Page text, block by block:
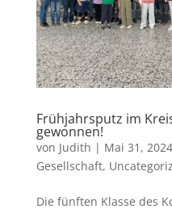
Frühjahrsputz im
gewonnen!
von Judith | Mai 31, 2024
Gesellschaft,
Die fünften Klasse des